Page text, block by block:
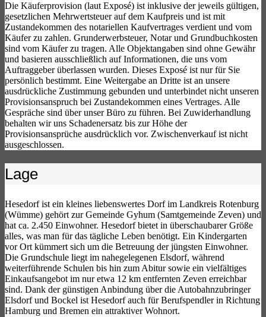
Die Käuferprovision (laut Exposé) ist inklusive der jeweils gültigen,
gesetzlichen Mehrwertsteuer auf dem Kaufpreis und ist mit
Zustandekommen des notariellen Kaufvertrages verdient und vom
Käufer zu zahlen. Grunderwerbsteuer, Notar und Grundbuchkosten
sind vom Käufer zu tragen. Alle Objektangaben sind ohne Gewähr
und basieren ausschließlich auf Informationen, die uns vom
Auftraggeber überlassen wurden. Dieses Exposé ist nur für Sie
persönlich bestimmt. Eine Weitergabe an Dritte ist an unsere
ausdrückliche Zustimmung gebunden und unterbindet nicht unseren
Provisionsanspruch bei Zustandekommen eines Vertrages. Alle
Gespräche sind über unser Büro zu führen. Bei Zuwiderhandlung
behalten wir uns Schadenersatz bis zur Höhe der
Provisionsansprüche ausdrücklich vor. Zwischenverkauf ist nicht
ausgeschlossen.
Lage
Hesedorf ist ein kleines liebenswertes Dorf im Landkreis Rotenburg
(Wümme) gehört zur Gemeinde Gyhum (Samtgemeinde Zeven) und
hat ca. 2.450 Einwohner. Hesedorf bietet in überschaubarer Größe
alles, was man für das tägliche Leben benötigt. Ein Kindergarten
vor Ort kümmert sich um die Betreuung der jüngsten Einwohner.
Die Grundschule liegt im nahegelegenen Elsdorf, während
weiterführende Schulen bis hin zum Abitur sowie ein vielfältiges
Einkaufsangebot im nur etwa 12 km entfernten Zeven erreichbar
sind. Dank der günstigen Anbindung über die Autobahnzubringer
Elsdorf und Bockel ist Hesedorf auch für Berufspendler in Richtung
Hamburg und Bremen ein attraktiver Wohnort.